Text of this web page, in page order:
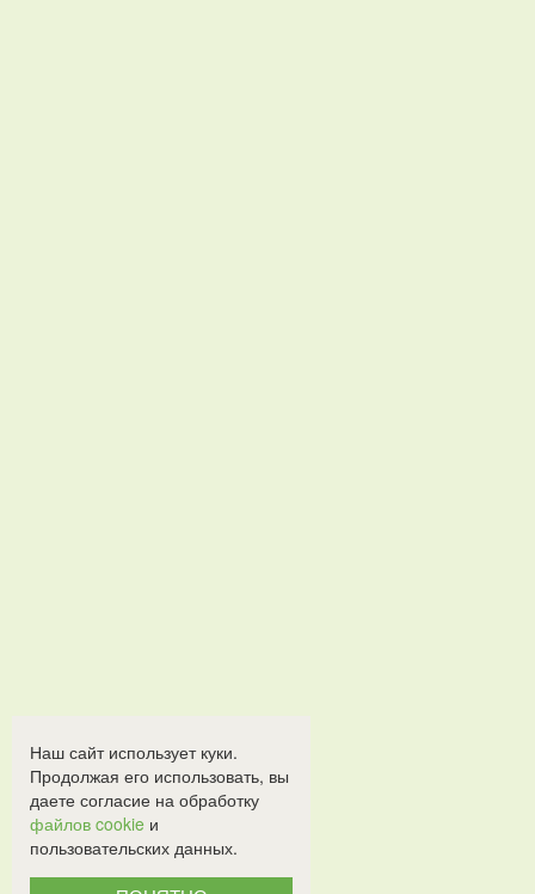
Наш сайт использует куки.
Продолжая его использовать, вы
даете согласие на обработку
файлов cookie и
пользовательских данных.